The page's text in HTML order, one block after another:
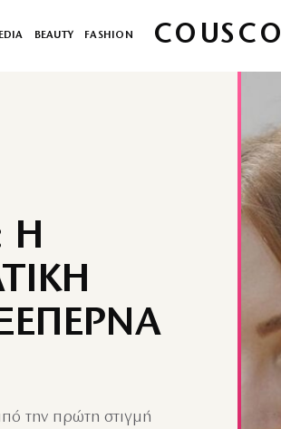
BEAUTY FASHION
Η
την πρώτη στιγμή